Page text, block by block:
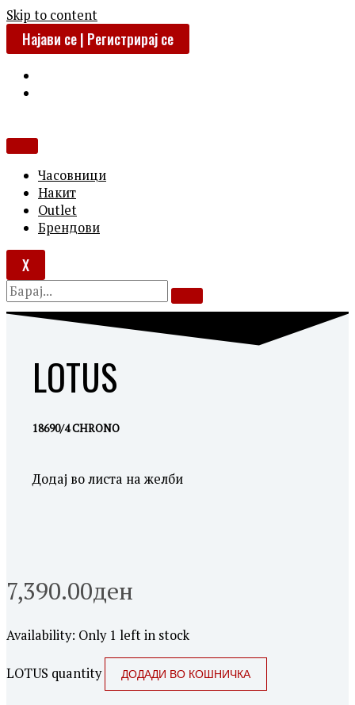
Skip to content
Најави се | Регистрирај се
Часовници
Накит
Outlet
Брендови
X
LOTUS
18690/4 CHRONO
Додај во листа на желби
7,390.00ден
Availability: Only 1 left in stock
LOTUS quantity ДОДАДИ ВО КОШНИЧКА